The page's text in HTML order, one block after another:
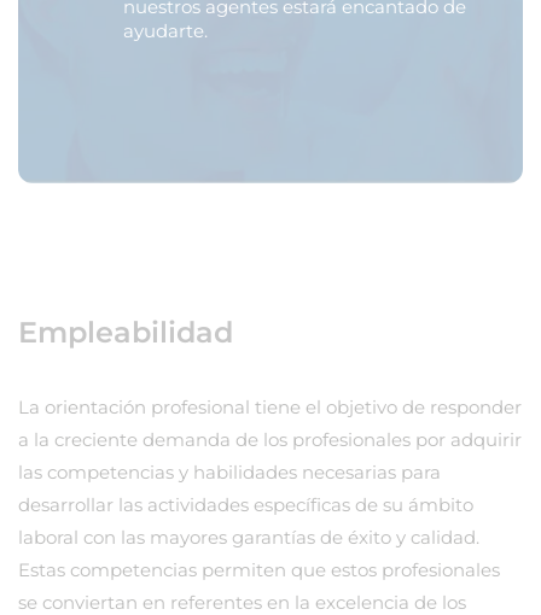
nuestros agentes estará encantado de
ayudarte.
Empleabilidad
La orientación profesional tiene el objetivo de responder
a la creciente demanda de los profesionales por adquirir
las competencias y habilidades necesarias para
desarrollar las actividades específicas de su ámbito
laboral con las mayores garantías de éxito y calidad.
Estas competencias permiten que estos profesionales
se conviertan en referentes en la excelencia de los